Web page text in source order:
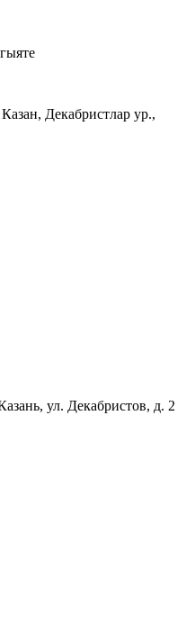
Декабристлар ур.,
ул. Декабристов, д. 2